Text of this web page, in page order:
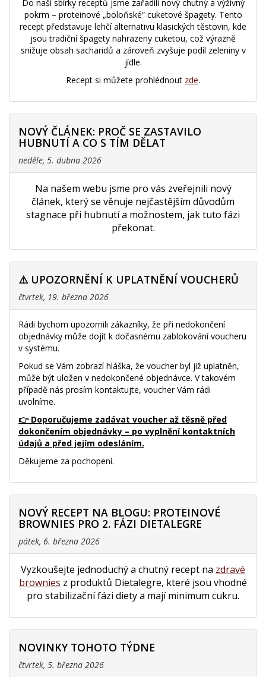
Do naší sbírky receptů jsme zařadili nový chutný a výživný
pokrm – proteinové „boloňské“ cuketové špagety. Tento
recept představuje lehčí alternativu klasických těstovin, kde
jsou tradiční špagety nahrazeny cuketou, což výrazně
snižuje obsah sacharidů a zároveň zvyšuje podíl zeleniny v
jídle.
Recept si můžete prohlédnout zde.
NOVÝ ČLÁNEK: PROČ SE ZASTAVILO
HUBNUTÍ A CO S TÍM DĚLAT
neděle, 5. dubna 2026
Na našem webu jsme pro vás zveřejnili nový
článek, který se věnuje nejčastějším důvodům
stagnace při hubnutí a možnostem, jak tuto fázi
překonat.
⚠️ UPOZORNĚNÍ K UPLATNĚNÍ VOUCHERŮ
čtvrtek, 19. března 2026
Rádi bychom upozornili zákazníky, že při nedokončení
objednávky může dojít k dočasnému zablokování voucheru
v systému.
Pokud se Vám zobrazí hláška, že voucher byl již uplatněn,
může být uložen v nedokončené objednávce. V takovém
případě nás prosím kontaktujte, voucher Vám rádi
uvolníme.
👉 Doporučujeme zadávat voucher až těsně před
dokončením objednávky – po vyplnění kontaktních
údajů a před jejím odesláním.
Děkujeme za pochopení.
NOVÝ RECEPT NA BLOGU: PROTEINOVÉ
BROWNIES PRO 2. FÁZI DIETALEGRE
pátek, 6. března 2026
Vyzkoušejte jednoduchý a chutný recept na zdravé
brownies z produktů Dietalegre, které jsou vhodné
pro stabilizační fázi diety a mají minimum cukru.
NOVINKY TOHOTO TÝDNE
čtvrtek, 5. března 2026